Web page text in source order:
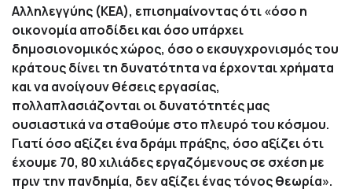
Αλληλεγγύης (ΚΕΑ), επισημαίνοντας ότι «όσο η
οικονομία αποδίδει και όσο υπάρχει
δημοσιονομικός χώρος, όσο ο εκσυγχρονισμός του
κράτους δίνει τη δυνατότητα να έρχονται χρήματα
και να ανοίγουν θέσεις εργασίας,
πολλαπλασιάζονται οι δυνατότητές μας
ουσιαστικά να σταθούμε στο πλευρό του κόσμου.
Γιατί όσο αξίζει ένα δράμι πράξης, όσο αξίζει ότι
έχουμε 70, 80 χιλιάδες εργαζόμενους σε σχέση με
πριν την πανδημία, δεν αξίζει ένας τόνος θεωρία».